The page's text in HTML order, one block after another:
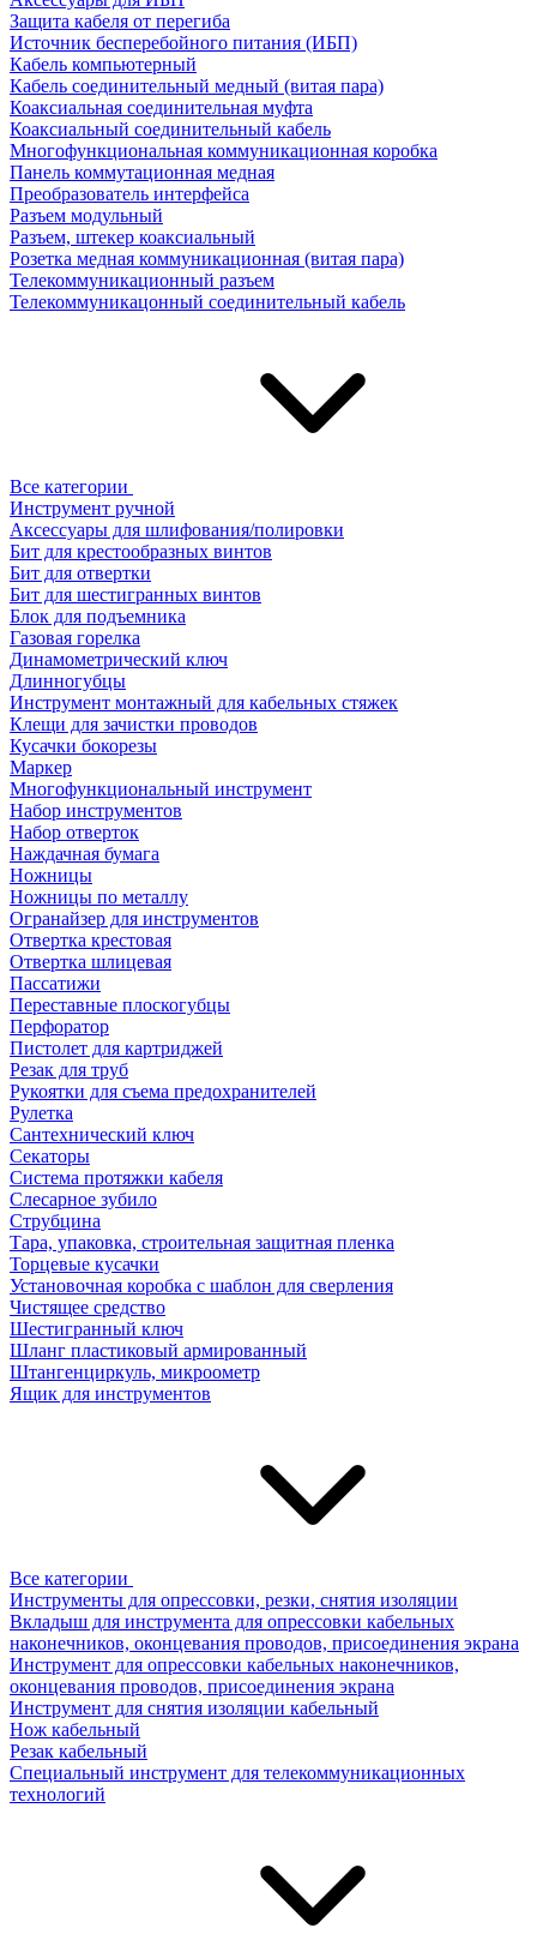
Защита кабеля от перегиба
Источник бесперебойного питания (ИБП)
Кабель компьютерный
Кабель соединительный медный (витая пара)
Коаксиальная соединительная муфта
Коаксиальный соединительный кабель
Многофункциональная коммуникационная коробка
Панель коммутационная медная
Преобразователь интерфейса
Разъем модульный
Разъем, штекер коаксиальный
Розетка медная коммуникационная (витая пара)
Телекоммуникационный разъем
Телекоммуникацонный соединительный кабель
Все категории
Инструмент ручной
Аксессуары для шлифования/полировки
Бит для крестообразных винтов
Бит для отвертки
Бит для шестигранных винтов
Блок для подъемника
Газовая горелка
Динамометрический ключ
Длинногубцы
Инструмент монтажный для кабельных стяжек
Клещи для зачистки проводов
Кусачки бокорезы
Маркер
Многофункциональный инструмент
Набор инструментов
Набор отверток
Наждачная бумага
Ножницы
Ножницы по металлу
Огранайзер для инструментов
Отвертка крестовая
Отвертка шлицевая
Пассатижи
Переставные плоскогубцы
Перфоратор
Пистолет для картриджей
Резак для труб
Рукоятки для съема предохранителей
Рулетка
Сантехнический ключ
Секаторы
Система протяжки кабеля
Слесарное зубило
Струбцина
Тара, упаковка, строительная защитная пленка
Торцевые кусачки
Установочная коробка с шаблон для сверления
Чистящее средство
Шестигранный ключ
Шланг пластиковый армированный
Штангенциркуль, микроометр
Ящик для инструментов
Все категории
Инструменты для опрессовки, резки, снятия изоляции
Вкладыш для инструмента для опрессовки кабельных
наконечников, оконцевания проводов, присоединения экрана
Инструмент для опрессовки кабельных наконечников,
оконцевания проводов, присоединения экрана
Инструмент для снятия изоляции кабельный
Нож кабельный
Резак кабельный
Специальный инструмент для телекоммуникационных
технологий